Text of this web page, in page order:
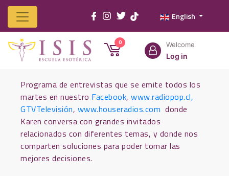
Home
Isis
Classes
Services
Products
Franchises
Contact
us
English
0 Welcome
Log in
Coffe Break con Kharen
Ormazábal
Programa de entrevistas que se emite todos los
martes en nuestro Facebook, www.radiopop.cl,
GTVTelevisión, www.houseradios.com donde
Karen conversa con grandes invitados
relacionados con diferentes temas, y donde nos
comparten soluciones para poder tomar las
mejores decisiones.